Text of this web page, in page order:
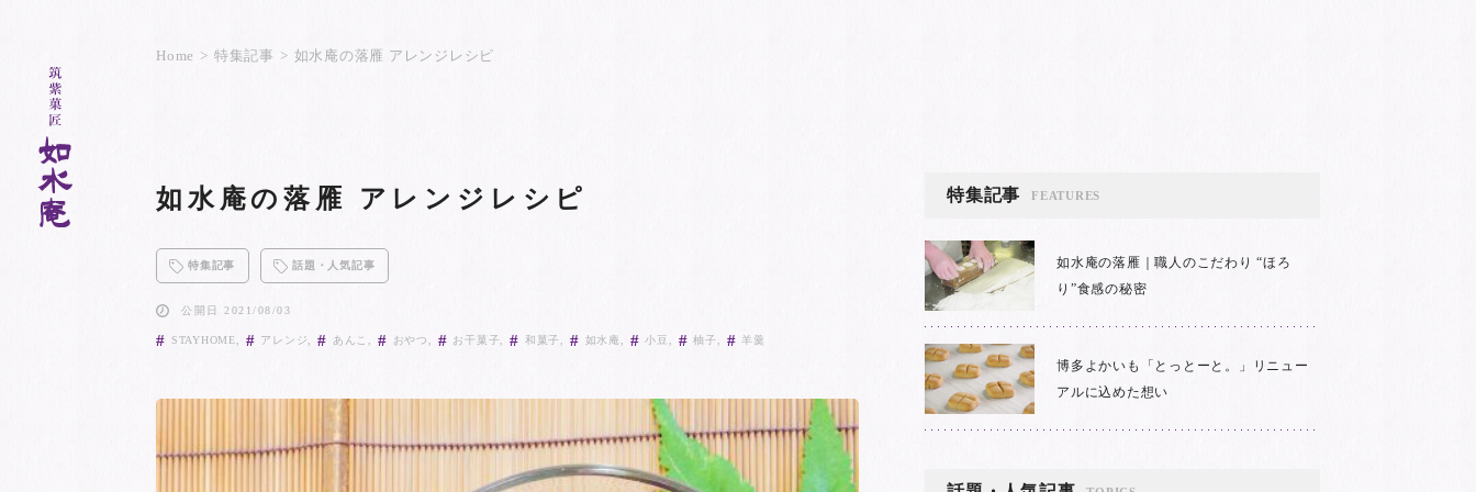
Home 特集記事 如水庵の落雁 アレンジレシピ
如水庵の落雁 アレンジレシピ
特集記事 話題・人気記事
公開日 2021/08/03
STAYHOME アレンジ あんこ おやつ お干菓子 和菓子 如水庵 小豆 柚子 羊羹
特集記事 FEATURES
如水庵の落雁｜職人のこだわり “ほろ
り”食感の秘密
博多よかいも「とっとーと。」リニュー
アルに込めた想い